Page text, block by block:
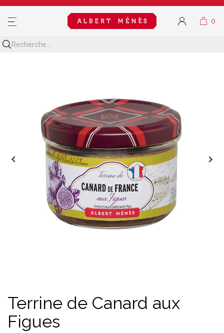
MENU
 
Terrine de Canard aux
Figues